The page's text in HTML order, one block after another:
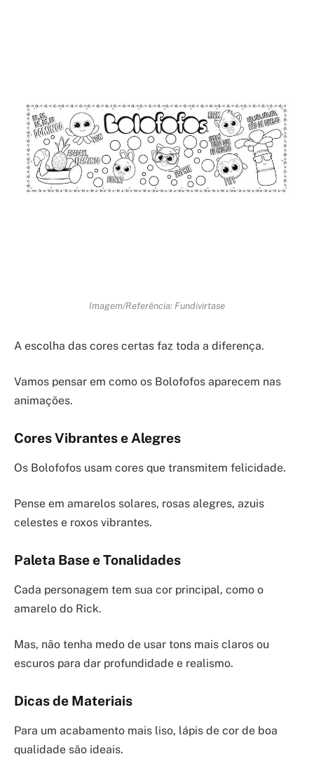
Imagem/Referência: Fundivirtase
A escolha das cores certas faz toda a diferença.
Vamos pensar em como os Bolofofos aparecem nas
animações.
Cores Vibrantes e Alegres
Os Bolofofos usam cores que transmitem felicidade.
Pense em amarelos solares, rosas alegres, azuis
celestes e roxos vibrantes.
Paleta Base e Tonalidades
Cada personagem tem sua cor principal, como o
amarelo do Rick.
Mas, não tenha medo de usar tons mais claros ou
escuros para dar profundidade e realismo.
Dicas de Materiais
Para um acabamento mais liso, lápis de cor de boa
qualidade são ideais.